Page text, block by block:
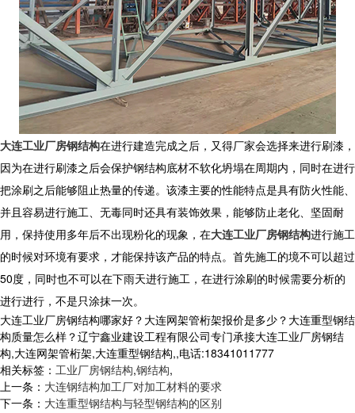
大连工业厂房钢结构在进行建造完成之后，又得厂家会选择来进行刷漆，
因为在进行刷漆之后会保护钢结构底材不软化坍塌在周期内，同时在进行
把涂刷之后能够阻止热量的传递。该漆主要的性能特点是具有防火性能、
并且容易进行施工、无毒同时还具有装饰效果，能够防止老化、坚固耐
用，保持使用多年后不出现粉化的现象，在大连工业厂房钢结构进行施工
的时候对环境有要求，才能保持该产品的特点。首先施工的境不可以超过
50度，同时也不可以在下雨天进行施工，在进行涂刷的时候需要分析的
进行进行，不是只涂抹一次。
大连工业厂房钢结构哪家好？大连网架管桁架报价是多少？大连重型钢结
构质量怎么样？辽宁鑫业建设工程有限公司专门承接大连工业厂房钢结
构,大连网架管桁架,大连重型钢结构,,电话:18341011777
相关标签： 工业厂房钢结构,钢结构,
上一条： 大连钢结构加工厂对加工材料的要求
下一条： 大连重型钢结构与轻型钢结构的区别